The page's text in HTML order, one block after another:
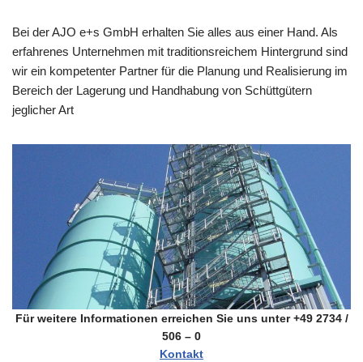
Bei der AJO e+s GmbH erhalten Sie alles aus einer Hand. Als
erfahrenes Unternehmen mit traditionsreichem Hintergrund sind
wir ein kompetenter Partner für die Planung und Realisierung im
Bereich der Lagerung und Handhabung von Schüttgütern
jeglicher Art
Für weitere Informationen erreichen Sie uns unter +49 2734 /
506 – 0
Kontakt